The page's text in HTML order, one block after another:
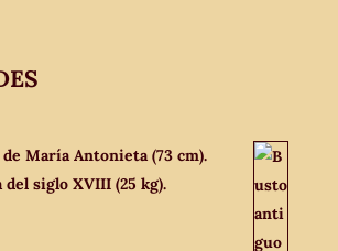
María Antonieta (73 cm).
del siglo XVIII (25 kg).